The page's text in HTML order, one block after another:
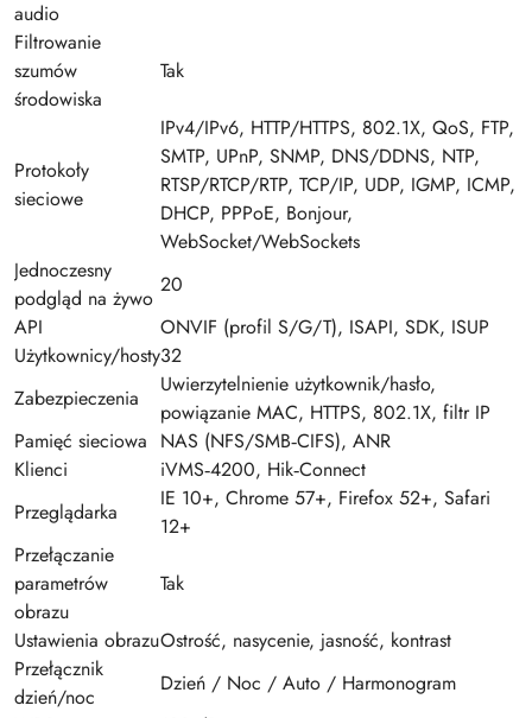
audio
Filtrowanie
szumów
środowiska
Tak
Protokoły
sieciowe
IPv4/IPv6, HTTP/HTTPS, 802.1X, QoS, FTP,
SMTP, UPnP, SNMP, DNS/DDNS, NTP,
RTSP/RTCP/RTP, TCP/IP, UDP, IGMP, ICMP,
DHCP, PPPoE, Bonjour,
WebSocket/WebSockets
Jednoczesny
podgląd na żywo
20
API
ONVIF (profil S/G/T), ISAPI, SDK, ISUP
Użytkownicy/hosty32
Zabezpieczenia
Uwierzytelnienie użytkownik/hasło,
powiązanie MAC, HTTPS, 802.1X, filtr IP
Pamięć sieciowa NAS (NFS/SMB‑CIFS), ANR
Klienci
iVMS‑4200, Hik‑Connect
Przeglądarka
IE 10+, Chrome 57+, Firefox 52+, Safari
12+
Przełączanie
parametrów
obrazu
Tak
Ustawienia obrazuOstrość, nasycenie, jasność, kontrast
Przełącznik
dzień/noc
Dzień / Noc / Auto / Harmonogram